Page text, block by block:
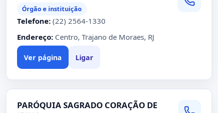
Órgão e instituição
Telefone: (22) 2564-1330
Endereço: Centro, Trajano de Moraes, RJ
Ver página Ligar
PARÓQUIA SAGRADO CORAÇÃO DE